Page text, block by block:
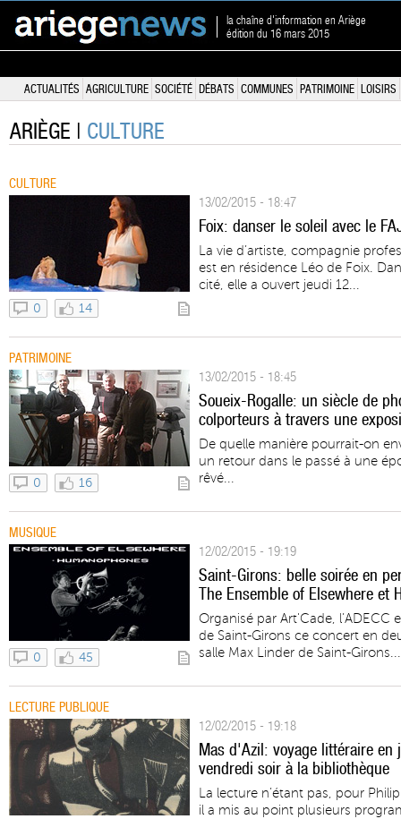
la chaîne d'information en Ariège
édition du 16 mars 2015
ACTUALITÉS AGRICULTURE SOCIÉTÉ DÉBATS COMMUNES PATRIMOINE LOISIRS
ARIÈGE | CULTURE
CULTURE
0 14
13/02/2015 - 18:47
Foix: danser le soleil avec le
La vie d’artiste, compagnie
est en résidence Léo de Foix.
cité, elle a ouvert jeudi 12...
PATRIMOINE
0 16
13/02/2015 - 18:45
Soueix-Rogalle: un siècle de
colporteurs à travers une
De quelle manière pourrait-on
un retour dans le passé à une
rêvé...
MUSIQUE
0 45
12/02/2015 - 19:19
Saint-Girons: belle soirée en
The Ensemble of Elsewhere et
Organisé par Art'Cade, l’ADECC
de Saint-Girons ce concert en
salle Max Linder de Saint-
LECTURE PUBLIQUE
12/02/2015 - 19:18
Mas d'Azil: voyage littéraire en
vendredi soir à la bibliothèque
La lecture n’étant pas, pour
il a mis au point plusieurs